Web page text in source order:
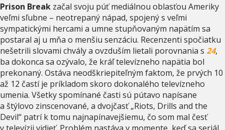
Prison Break začal svoju púť mediálnou oblasťou Ameriky
veľmi sľubne – neotrepaný nápad, spojený s veľmi
sympatickými hercami a umne stupňovaným napätím sa
postaral aj u mňa o menšiu senzáciu. Recenzenti spočiatku
nešetrili slovami chvály a ovzduším lietali porovnania s 24,
ba dokonca sa ozývalo, že kráľ televízneho napätia bol
prekonaný. Ostáva neodškriepiteľným faktom, že prvých 10
až 12 častí je príkladom skoro dokonalého televízneho
umenia. Všetky spomínané časti sú pútavo napísane
a štýlovo zinscenované, a dvojčasť „Riots, Drills and the
Devil“ patrí k tomu najnapínavejšiemu, čo som mal česť
v televízii vidieť. Problém nastáva v momente, keď sa seriál